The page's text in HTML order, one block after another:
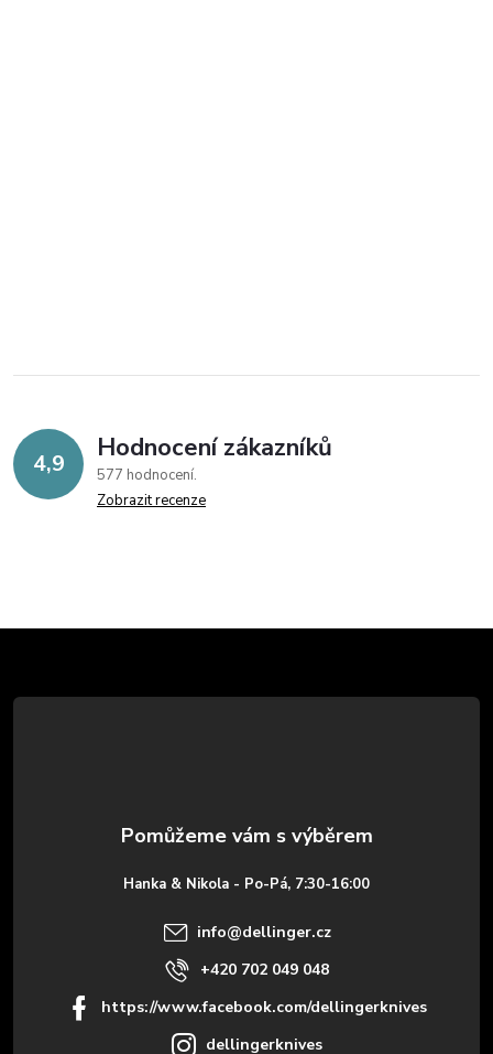
4,9 Hodnocení zákazníků
577 hodnocení
Zobrazit recenze
á
Hanka & Nikola - Po-Pá, 7:30-16:00
info@dellinger.cz
+420 702 049 048
https://www.facebook.com/dellingerknives
dellingerknives